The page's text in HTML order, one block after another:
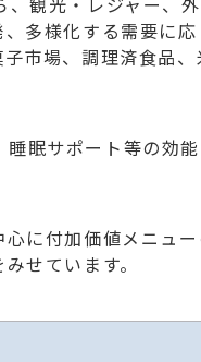
多様化する需要に
市場、調理済食品
眠サポート等の効
に付加価値メニュ
せています。